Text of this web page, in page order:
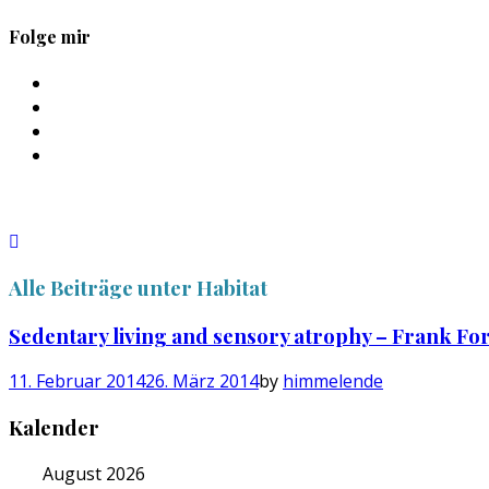
Folge mir
anzeigen
Alle Beiträge unter Habitat
Sedentary living and sensory atrophy – Frank
11. Februar 201426. März 2014by himmelende
Kalender
August 2026